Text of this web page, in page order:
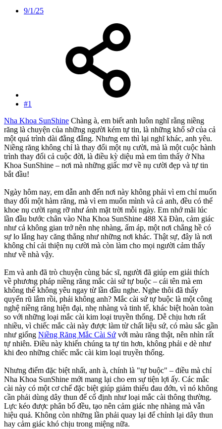
9/1/25
#1
Nha Khoa SunShine Chàng à, em biết anh luôn nghĩ rằng niềng
răng là chuyện của những người kém tự tin, là những khổ sở của cả
một quá trình dài đằng đẵng. Nhưng em thì lại nghĩ khác, anh yêu.
Niềng răng không chỉ là thay đổi một nụ cười, mà là một cuộc hành
trình thay đổi cả cuộc đời, là điều kỳ diệu mà em tìm thấy ở Nha
Khoa SunShine – nơi mà những giấc mơ về nụ cười đẹp và tự tin
bắt đầu!
Ngày hôm nay, em dẫn anh đến nơi này không phải vì em chỉ muốn
thay đổi một hàm răng, mà vì em muốn mình và cả anh, đều có thể
khoe nụ cười rạng rỡ như ánh mặt trời mỗi ngày. Em nhớ mãi lúc
lần đầu bước chân vào Nha Khoa SunShine 488 Xã Đàn, cảm giác
như cả không gian trở nên nhẹ nhàng, ấm áp, một nơi chẳng hề có
sự lo lắng hay căng thẳng như những nơi khác. Thật sự, đây là nơi
không chỉ cải thiện nụ cười mà còn làm cho mọi người cảm thấy
như về nhà vậy.
Em và anh đã trò chuyện cùng bác sĩ, người đã giúp em giải thích
về phương pháp niềng răng mắc cài sứ tự buộc – cái tên mà em
không thể không yêu ngay từ lần đầu nghe. Nghe thôi đã thấy
quyến rũ lắm rồi, phải không anh? Mắc cài sứ tự buộc là một công
nghệ niềng răng hiện đại, nhẹ nhàng và tinh tế, khác biệt hoàn toàn
so với những loại mắc cài kim loại truyền thống. Dễ chịu hơn rất
nhiều, vì chiếc mắc cài này được làm từ chất liệu sứ, có màu sắc gần
như giống Niềng Răng Mắc Cài Sứ với màu răng thật, nên nhìn rất
tự nhiên. Điều này khiến chúng ta tự tin hơn, không phải e dè như
khi đeo những chiếc mắc cài kim loại truyền thống.
Nhưng điểm đặc biệt nhất, anh à, chính là "tự buộc" – điều mà chỉ
Nha Khoa SunShine mới mang lại cho em sự tiện lợi ấy. Các mắc
cài này có một cơ chế đặc biệt giúp giảm thiểu đau đớn, vì nó không
cần phải dùng dây thun để cố định như loại mắc cài thông thường.
Lực kéo được phân bố đều, tạo nên cảm giác nhẹ nhàng mà vẫn
hiệu quả. Không còn những lần phải quay lại để chỉnh lại dây thun
hay cảm giác khó chịu trong miệng nữa.